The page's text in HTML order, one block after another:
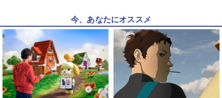
今、あなたにオススメ